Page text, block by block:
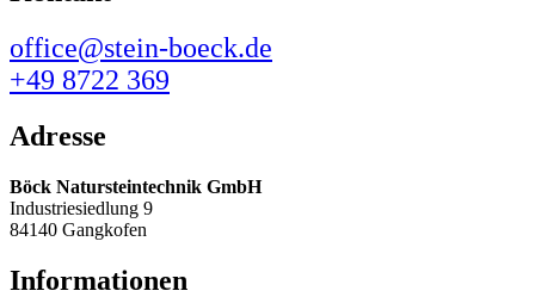
office@stein-boeck.de
+49 8722 369
Adresse
Böck Natursteintechnik GmbH
Industriesiedlung 9
84140 Gangkofen
Informationen